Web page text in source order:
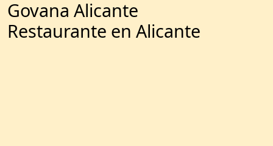
Govana Alicante
Restaurante en Alicante